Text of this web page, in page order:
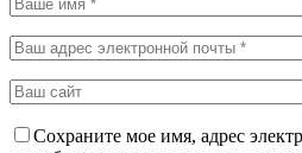
Сохраните мое имя, адрес